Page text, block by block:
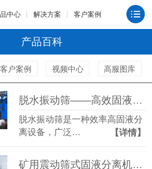
中心 解决方案 客户案例
产品百科
客户案例 视频中心 高服图库
脱水振动筛——高效固液分离设备的核心选择
脱水振动筛是一种效率高固液分
离设备，广泛…
【详情】